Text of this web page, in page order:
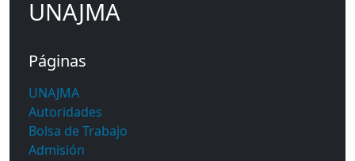
UNAJMA
Páginas
UNAJMA
Autoridades
Bolsa de Trabajo
Admisión